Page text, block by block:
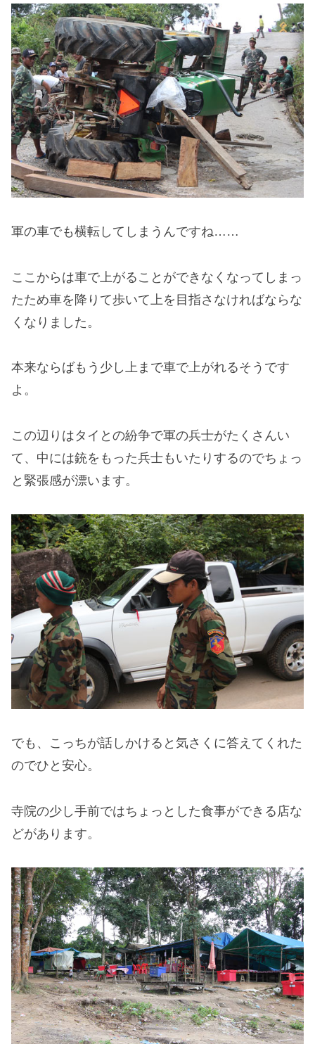
軍の車でも横転してしまうんですね……
ここからは車で上がることができなくなってしまっ
たため車を降りて歩いて上を目指さなければならな
くなりました。
本来ならばもう少し上まで車で上がれるそうです
よ。
この辺りはタイとの紛争で軍の兵士がたくさんい
て、中には銃をもった兵士もいたりするのでちょっ
と緊張感が漂います。
でも、こっちが話しかけると気さくに答えてくれた
のでひと安心。
寺院の少し手前ではちょっとした食事ができる店な
どがあります。